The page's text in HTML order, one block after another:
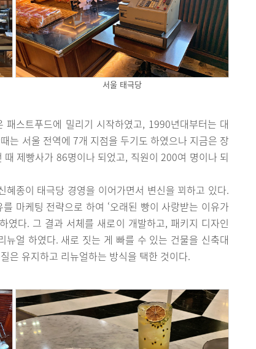
서울 태극당
스트푸드에 밀리기 시작하였고, 1990년대부터는 대
는 서울 전역에 7개 지점을 두기도 하였으나 지금은 장
제빵사가 86명이나 되었고, 직원이 200여 명이나 되
종이 태극당 경영을 이어가면서 변신을 꾀하고 있다.
마케팅 전략으로 하여 ‘오래된 빵이 사랑받는 이유가
였다. 그 결과 서체를 새로이 개발하고, 패키지 디자인
얼 하였다. 새로 짓는 게 빠를 수 있는 건물을 신축대
은 유지하고 리뉴얼하는 방식을 택한 것이다.